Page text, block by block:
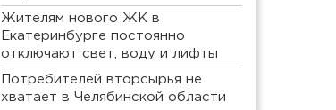
Жителям нового ЖК в
Екатеринбурге постоянно
отключают свет, воду и лифты
Потребителей вторсырья не
хватает в Челябинской области